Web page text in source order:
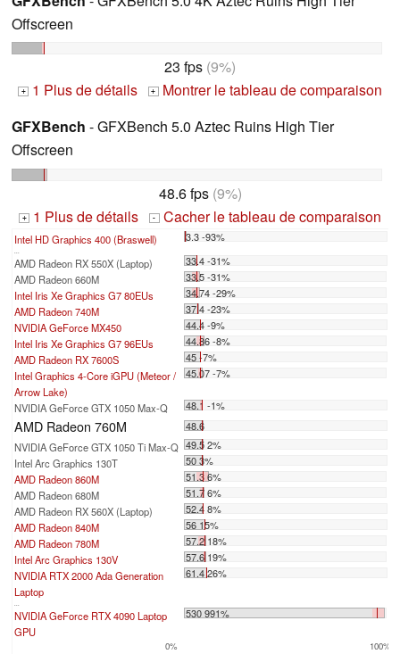
Offscreen
23 fps (9%)
+ 1 Plus de détails + Montrer le tableau de comparaison
GFXBench - GFXBench 5.0 Aztec Ruins High Tier
Offscreen
48.6 fps(9%)
+ 1 Plus de détails - Cacher le tableau de comparaison
Intel HD Graphics 400 (Braswell) 3.3 -93%
...
AMD Radeon RX 550X (Laptop)
33.4 -31%
AMD Radeon 660M
33.5 -31%
Intel Iris Xe Graphics G7 80EUs
34.74 -29%
AMD Radeon 740M
37.4 -23%
NVIDIA GeForce MX450
44.4 -9%
Intel Iris Xe Graphics G7 96EUs
44.86 -8%
AMD Radeon RX 7600S
45 -7%
Intel Graphics 4-Core iGPU (Meteor /
Arrow Lake)
45.07 -7%
NVIDIA GeForce GTX 1050 Max-Q 48.1 -1%
AMD Radeon 760M
48.6
NVIDIA GeForce GTX 1050 Ti Max-Q 49.5 2%
Intel Arc Graphics 130T
50 3%
AMD Radeon 860M
51.3 6%
AMD Radeon 680M
51.7 6%
AMD Radeon RX 560X (Laptop)
52.4 8%
AMD Radeon 840M
56 15%
AMD Radeon 780M
57.2 18%
Intel Arc Graphics 130V
57.6 19%
NVIDIA RTX 2000 Ada Generation
Laptop
61.4 26%
...
NVIDIA GeForce RTX 4090 Laptop
GPU
530 991%
0% 100%